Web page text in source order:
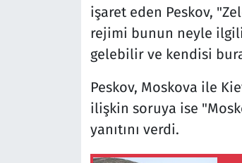
işaret eden Peskov,
rejimi bunun neyle
gelebilir ve kendisi
Peskov, Moskova ile
ilişkin soruya ise
yanıtını verdi.